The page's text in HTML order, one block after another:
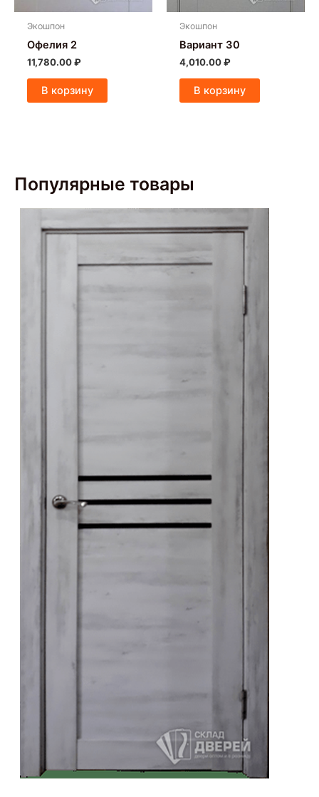
Экошпон
Офелия 2
11,780.00₽
В корзину
Экошпон
Вариант 30
4,010.00₽
В корзину
Популярные товары